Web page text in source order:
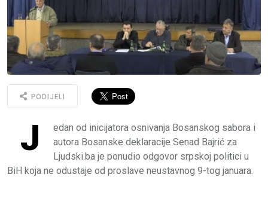
PODIJELI
J
edan od inicijatora osnivanja Bosanskog sabora i
autora Bosanske deklaracije Senad Bajrić za
Ljudski.ba je ponudio odgovor srpskoj politici u
BiH koja ne odustaje od proslave neustavnog 9-tog januara.